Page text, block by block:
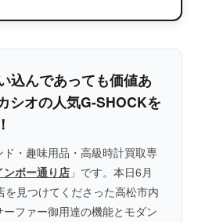
込んであっても価値あ
シオの人気G-SHOCKを
・趣味用品・高級時計買取専
ンボー通り店 」です。本日6月
を見つけてくださった高松市内
ーファー御用達の機能とモダン